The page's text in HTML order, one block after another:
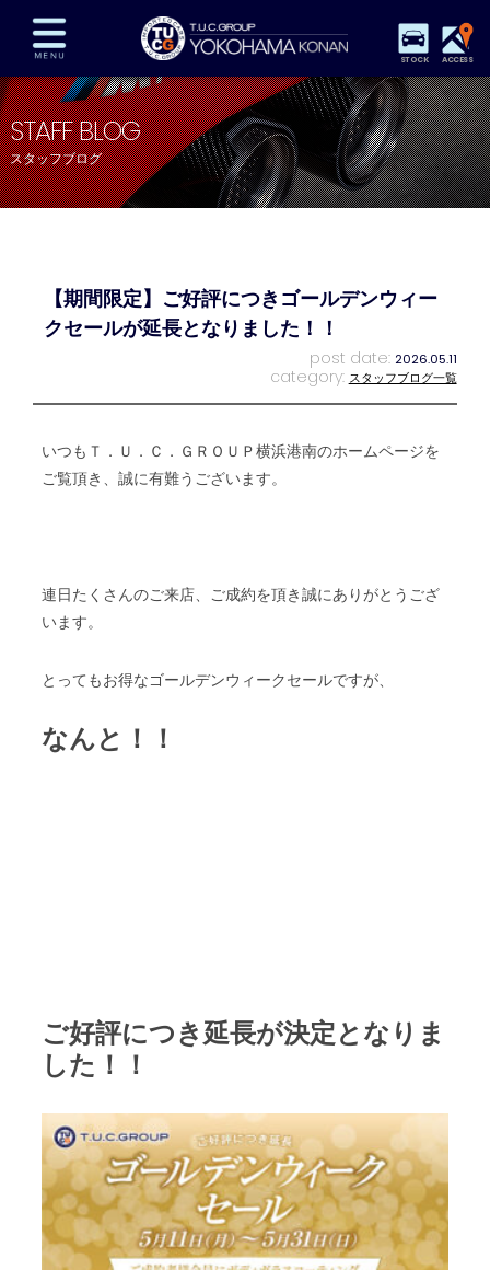
STOCK ACCESS
在庫車両情報 保証&サービス パーツリスト
TUCとは？ 店舗情報 アクセスマップ
全国納車 特別作業 注文販売
プライバシーポリシー スタッフblog
STAFF BLOG
スタッフブログ
【期間限定】ご好評につきゴールデンウィー
クセールが延長となりました！！
post date: 2026.05.11
category: スタッフブログ一覧
いつもＴ．Ｕ．Ｃ．ＧＲＯＵＰ横浜港南のホームページを
ご覧頂き、誠に有難うございます。
連日たくさんのご来店、ご成約を頂き誠にありがとうござ
います。
とってもお得なゴールデンウィークセールですが、
なんと！！
ご好評につき延長が決定となりま
した！！